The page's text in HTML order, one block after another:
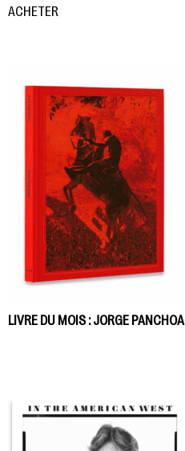
ACHETER
LIVRE DU MOIS : JORGE